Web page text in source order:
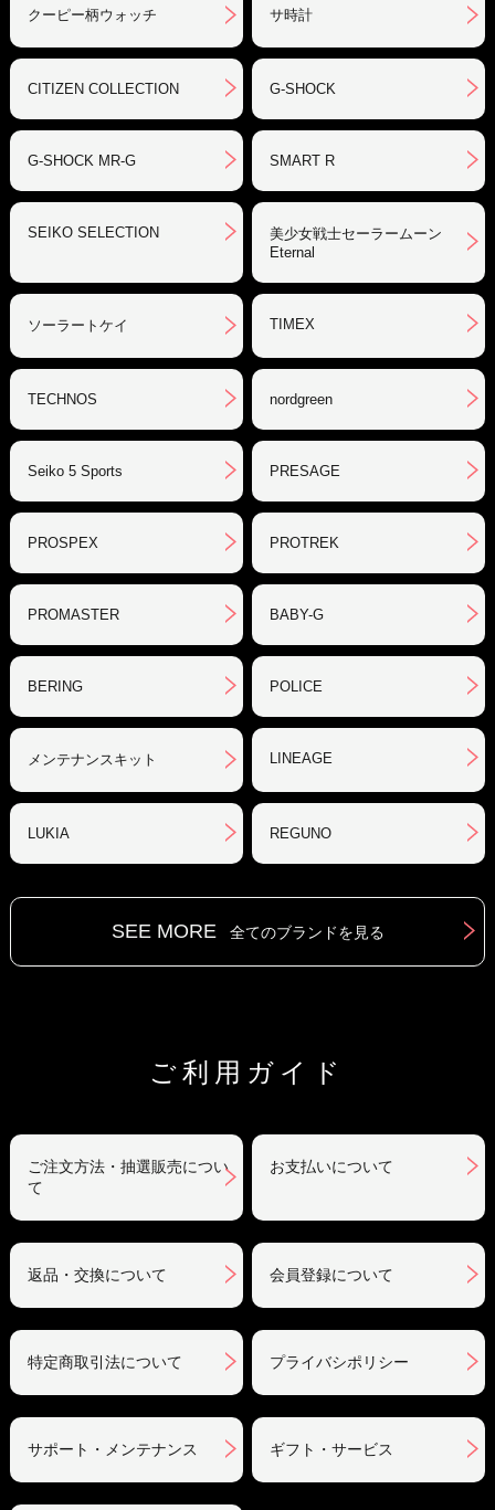
クーピー柄ウォッチ サ時計
CITIZEN COLLECTION G-SHOCK
G-SHOCK MR-G SMART R
SEIKO SELECTION
美少女戦士セーラームーン
Eternal
ソーラートケイ TIMEX
TECHNOS nordgreen
Seiko 5 Sports PRESAGE
PROSPEX PROTREK
PROMASTER BABY-G
BERING POLICE
メンテナンスキット LINEAGE
LUKIA REGUNO
SEE MORE 全てのブランドを見る
ご利用ガイド
ご注文方法・抽選販売につい
て
お支払いについて
返品・交換について 会員登録について
特定商取引法について プライバシポリシー
サポート・メンテナンス ギフト・サービス